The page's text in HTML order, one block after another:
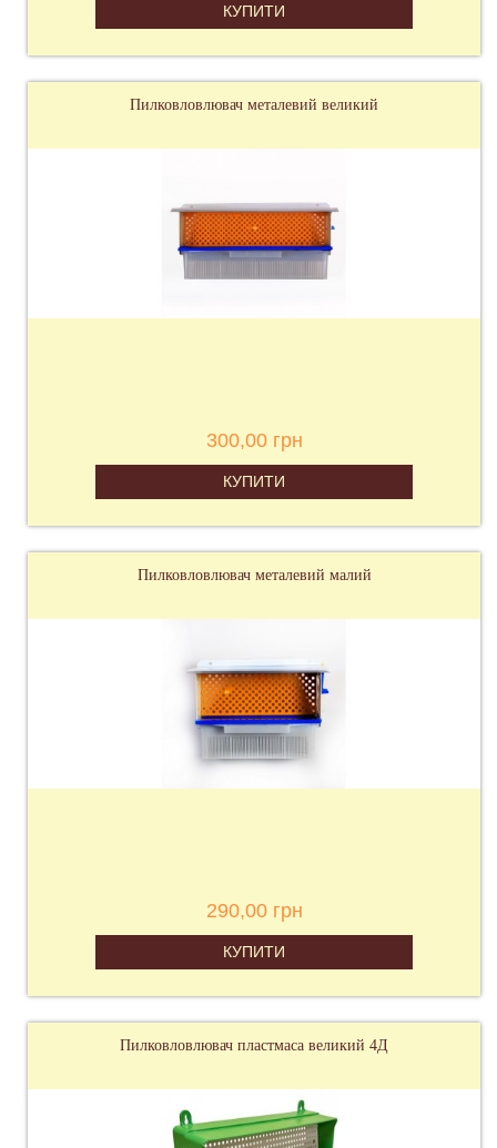
КУПИТИ
Пилковловлювач металевий великий
300,00 грн
КУПИТИ
Пилковловлювач металевий малий
290,00 грн
КУПИТИ
Пилковловлювач пластмаса великий 4Д